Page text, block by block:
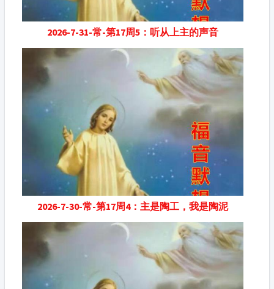
2026-7-31-常-第17周5：听从上主的声音
2026-7-30-常-第17周4：主是陶工，我是陶泥